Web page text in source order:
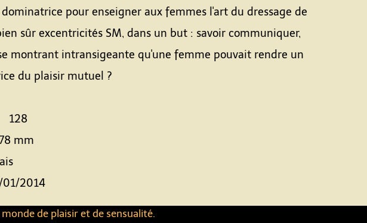
de plaisir et de sensualité.
pour enseigner aux femmes l'art du dressage de
sûr excentricités SM, dans un but : savoir communiquer,
montrant intransigeante qu'une femme pouvait rendre un
du plaisir mutuel ?
128
mm
2014